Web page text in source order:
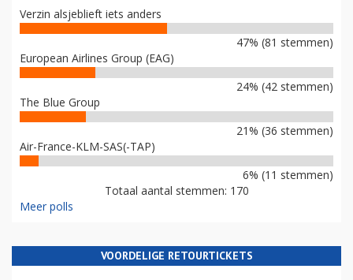
Verzin alsjeblieft iets anders
47% (81 stemmen)
European Airlines Group (EAG)
24% (42 stemmen)
The Blue Group
21% (36 stemmen)
Air-France-KLM-SAS(-TAP)
6% (11 stemmen)
Totaal aantal stemmen: 170
Meer polls
VOORDELIGE RETOURTICKETS